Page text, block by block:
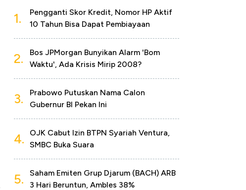
1.
Pengganti Skor Kredit, Nomor HP Aktif
10 Tahun Bisa Dapat Pembiayaan
2.
Bos JPMorgan Bunyikan Alarm 'Bom
Waktu', Ada Krisis Mirip 2008?
3.
Prabowo Putuskan Nama Calon
Gubernur BI Pekan Ini
4.
OJK Cabut Izin BTPN Syariah Ventura,
SMBC Buka Suara
5.
Saham Emiten Grup Djarum (BACH) ARB
3 Hari Beruntun, Ambles 38%